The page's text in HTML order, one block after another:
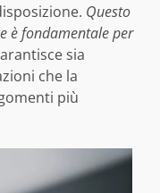
Questo
è fondamentale per
sia
che la
più